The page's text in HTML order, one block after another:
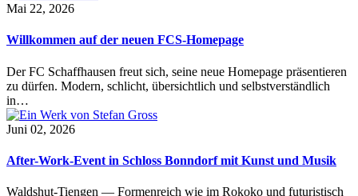
Mai 22, 2026
Willkommen auf der neuen FCS-Homepage
Der FC Schaffhausen freut sich, seine neue Homepage präsentieren
zu dürfen. Modern, schlicht, übersichtlich und selbstverständlich
in…
Juni 02, 2026
After-Work-Event in Schloss Bonndorf mit Kunst und Musik
Waldshut-Tiengen — Formenreich wie im Rokoko und futuristisch